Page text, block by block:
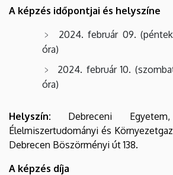
A képzés időpontjai és helyszíne
2024. február 09.
óra)
2024. február 10.
óra)
Helyszín: Debreceni Egyetem,
Élelmiszertudományi és
Debrecen Böszörményi út 138.
A képzés díja